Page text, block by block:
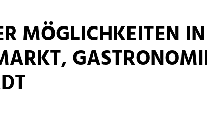
MÖGLICHKEITEN